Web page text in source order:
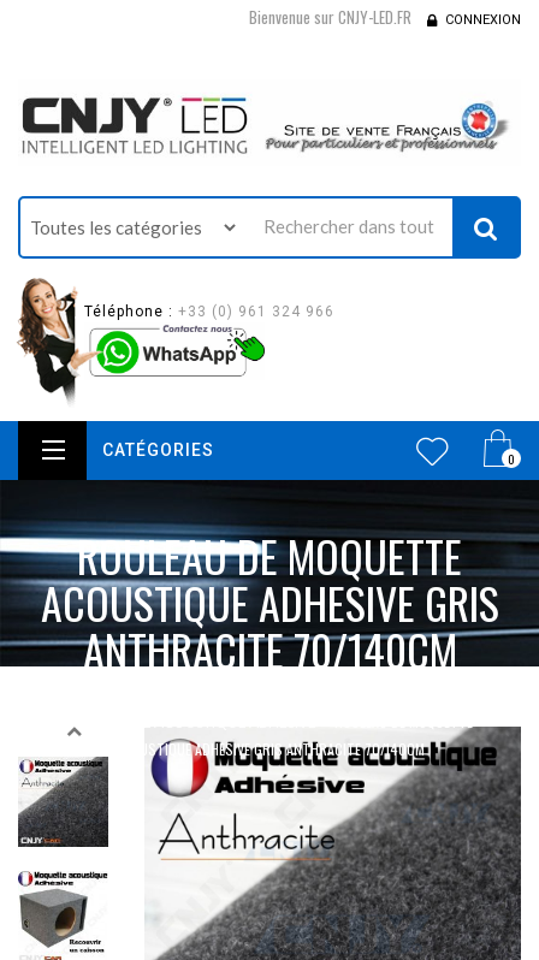
Bienvenue sur CNJY-LED.FR CONNEXION
Téléphone : +33 (0) 961 324 966
0
CATÉGORIES
ROULEAU DE MOQUETTE
ACOUSTIQUE ADHESIVE GRIS
ANTHRACITE 70/140CM
MOQUETTE ACOUSTIQUE ADHÉSIVE
ACOUSTIQUE ADHESIVE GRIS ANTHRACITE 70/140CM